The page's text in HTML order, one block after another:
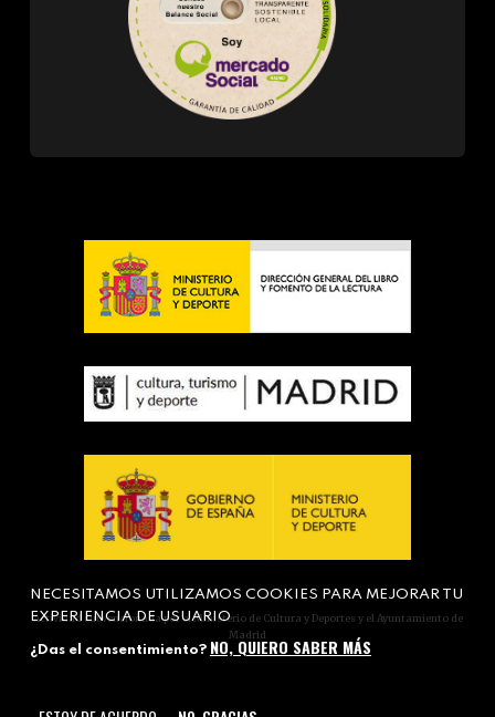
Actividad subvencionada por el Ministerio de Cultura y Deportes y el Ayuntamiento de
Madrid
NECESITAMOS UTILIZAMOS COOKIES PARA MEJORAR TU
EXPERIENCIA DE USUARIO
¿Das el consentimiento? NO, QUIERO SABER MÁS